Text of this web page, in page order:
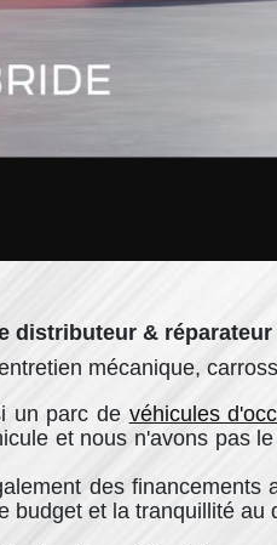
distributeur & réparateur
mécanique,
un parc de véhicules
et nous n'avons pas
des
budget et la tranquillité au